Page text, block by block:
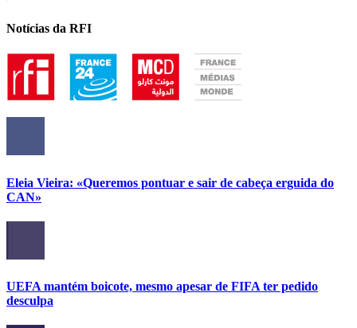
Notícias da RFI
Eleia Vieira: «Queremos pontuar e sair de cabeça erguida do
CAN»
UEFA mantém boicote, mesmo apesar de FIFA ter pedido
desculpa